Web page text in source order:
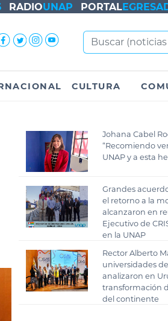
RADIOUNAP PORTAL
CULTURA
Johana Cabel
“Recomiendo
UNAP y a esta
Grandes
el retorno a la
alcanzaron en
Ejecutivo de
en la UNAP
Rector Alberto
universidades
analizaron en
transformación
del continente